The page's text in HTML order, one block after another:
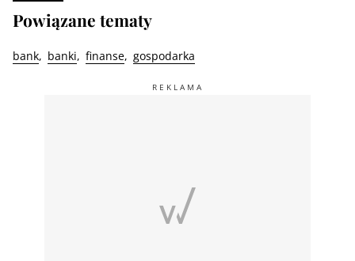
Powiązane tematy
bank banki finanse gospodarka